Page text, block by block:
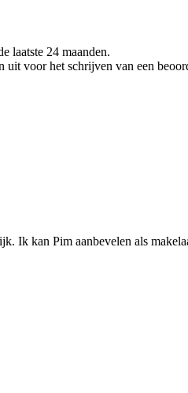
laatste 24 maanden.
uit voor het schrijven van een
Ik kan Pim aanbevelen als